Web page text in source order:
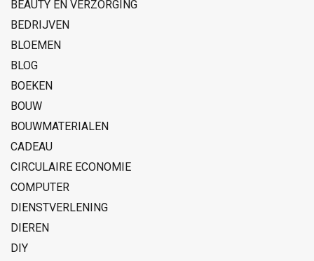
BEAUTY EN VERZORGING
BEDRIJVEN
BLOEMEN
BLOG
BOEKEN
BOUW
BOUWMATERIALEN
CADEAU
CIRCULAIRE ECONOMIE
COMPUTER
DIENSTVERLENING
DIEREN
DIY